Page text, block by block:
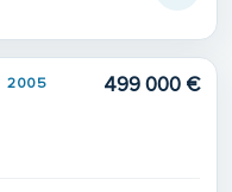
2005 499 000 €